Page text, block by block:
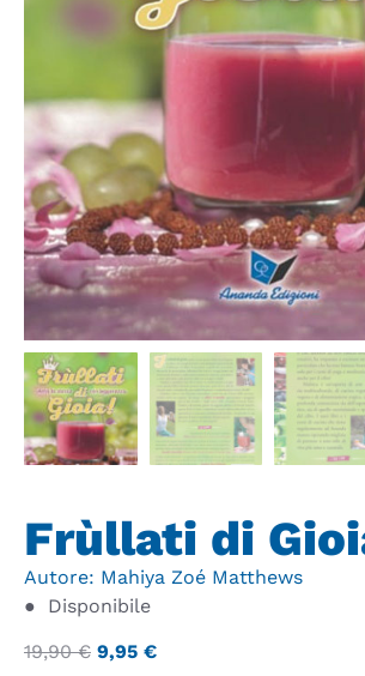
Frùllati di
Autore: Mahiya Zoé Matthews
●
Disponibile
19,90€ 9,95 €